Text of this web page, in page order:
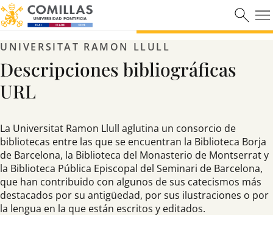
UNIVERSITAT RAMON LLULL
Descripciones bibliográficas
URL
La Universitat Ramon Llull aglutina un consorcio de
bibliotecas entre las que se encuentran la Biblioteca Borja
de Barcelona, la Biblioteca del Monasterio de Montserrat y
la Biblioteca Pública Episcopal del Seminari de Barcelona,
que han contribuido con algunos de sus catecismos más
destacados por su antigüedad, por sus ilustraciones o por
la lengua en la que están escritos y editados.